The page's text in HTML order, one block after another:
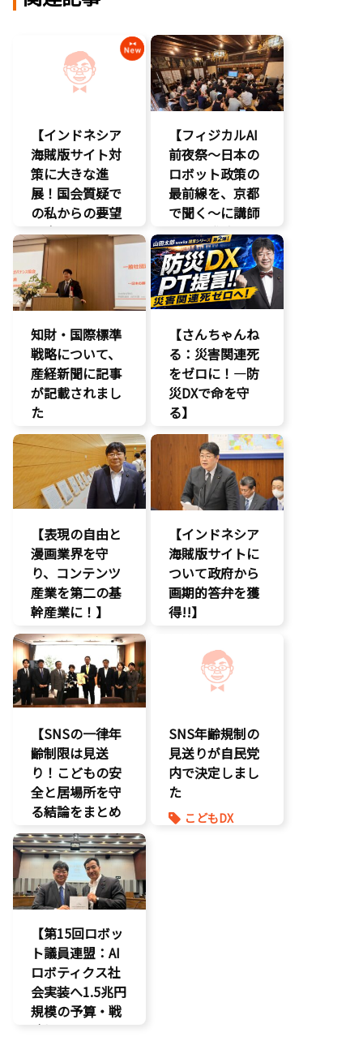
【インドネシア
海賊版サイト対
策に大きな進
展！国会質疑で
の私からの要望
に応え、三谷法
務副大臣がイン
ドネシア法務副
大臣に運営……
エンタメ支援
エンタメ産業
促進
デジタル著作
権
知的財産
経済政策
著作権
【フィジカルAI
前夜祭～日本の
ロボット政策の
最前線を、京都
で聞く～に講師
として登壇。会
場は満員御礼、
絶えない人の出
入りと……
知財・国際標準
戦略について、
産経新聞に記事
が記載されまし
た
報道記事
知的財産
著作権
【さんちゃんね
る：災害関連死
をゼロに！―防
災DXで命を守
る】
DX
命を守る
防災
【表現の自由と
漫画業界を守
り、コンテンツ
産業を第二の基
幹産業に！】
エンタメ支援
二次創作保護
著作権
表現規制
【インドネシア
海賊版サイトに
ついて政府から
画期的答弁を獲
得!!】
エンタメ産業
促進
デジタル著作
国会質疑
海賊版
知的財産
表現規制
【SNSの一律年
齢制限は見送
り！こどもの安
全と居場所を守
る結論をまとめ
ました】
こどもDX
こどもの権利
こども政策
SNS年齢規制の
見送りが自民党
内で決定しまし
た
こどもDX
【第15回ロボッ
ト議員連盟：AI
ロボティクス社
会実装へ1.5兆円
規模の予算・戦
略提言】